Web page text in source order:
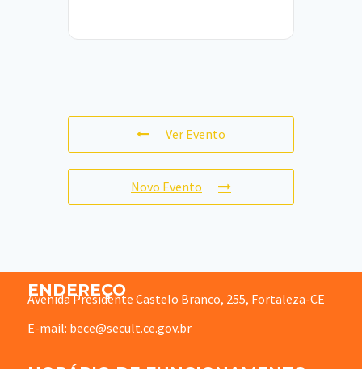
Ver Evento
Novo Evento
ENDEREÇO
Avenida Presidente Castelo Branco, 255, Fortaleza-CE
E-mail: bece@secult.ce.gov.br